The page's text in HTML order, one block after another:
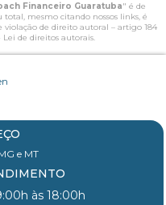
Financeiro Guaratuba" é de
mesmo citando nossos links, é
de direito autoral – artigo 184
Lei de direitos autorais.
e MT
às 18:00h